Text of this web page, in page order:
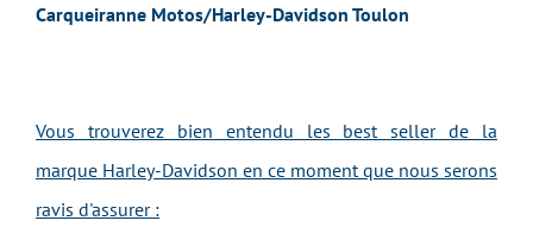
Carqueiranne Motos/Harley-Davidson Toulon
Vous trouverez bien entendu les best seller de la
marque Harley-Davidson en ce moment que nous serons
ravis d'assurer :